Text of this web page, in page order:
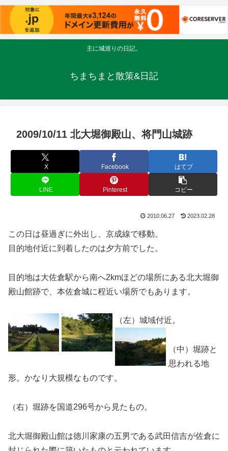
主に城巡りの日記。
ちまちまと散策&日記
2009/10/11 北大堀御殿山、将門山城跡
X Facebook はてブ
LINE Pinterest コピー
2010.06.27 2023.02.28
この日は昼過ぎに外出し、京成線で移動。
目的地付近に到着したのは夕方前でした。
目的地は大佐倉駅から南へ2kmほどの場所にある北大堀御
殿山館跡で、本佐倉城に程近い場所でもあります。
（左）城域付近。
（中）堀跡と
思われる地
形。かなり大規模なものです。
（右）堀跡を国道296号から見たもの。
北大堀御殿山館は徳川家康の五男である武田信吉が佐倉に